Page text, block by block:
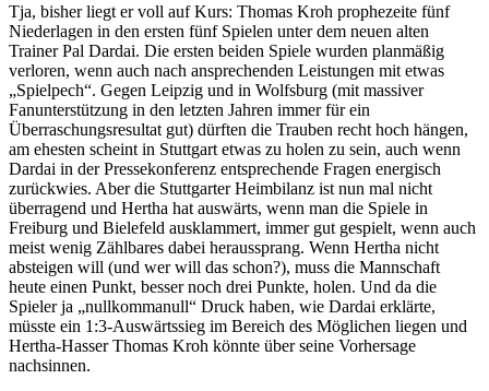
Tja, bisher liegt er voll auf Kurs: Thomas Kroh prophezeite fünf
Niederlagen in den ersten fünf Spielen unter dem neuen alten
Trainer Pal Dardai. Die ersten beiden Spiele wurden planmäßig
verloren, wenn auch nach ansprechenden Leistungen mit etwas
„Spielpech“. Gegen Leipzig und in Wolfsburg (mit massiver
Fanunterstützung in den letzten Jahren immer für ein
Überraschungsresultat gut) dürften die Trauben recht hoch hängen,
am ehesten scheint in Stuttgart etwas zu holen zu sein, auch wenn
Dardai in der Pressekonferenz entsprechende Fragen energisch
zurückwies. Aber die Stuttgarter Heimbilanz ist nun mal nicht
überragend und Hertha hat auswärts, wenn man die Spiele in
Freiburg und Bielefeld ausklammert, immer gut gespielt, wenn auch
meist wenig Zählbares dabei heraussprang. Wenn Hertha nicht
absteigen will (und wer will das schon?), muss die Mannschaft
heute einen Punkt, besser noch drei Punkte, holen. Und da die
Spieler ja „nullkommanull“ Druck haben, wie Dardai erklärte,
müsste ein 1:3-Auswärtssieg im Bereich des Möglichen liegen und
Hertha-Hasser Thomas Kroh könnte über seine Vorhersage
nachsinnen.